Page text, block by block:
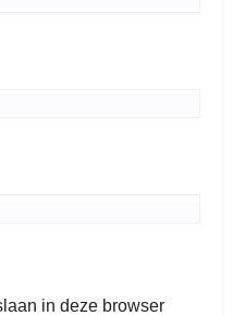
in deze browser